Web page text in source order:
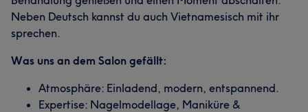
Neben Deutsch kannst du auch Vietnamesisch mit ihr
sprechen.
Was uns an dem Salon gefällt:
Atmosphäre: Einladend, modern, entspannend.
Expertise: Nagelmodellage, Maniküre &